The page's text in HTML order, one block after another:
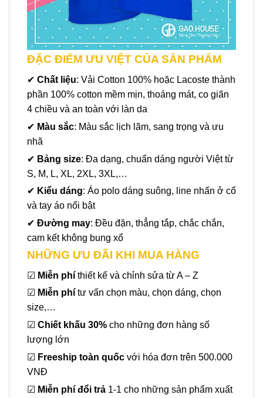
ĐẶC ĐIỂM ƯU VIỆT CỦA SẢN PHẨM
✔ Chất liệu: Vải Cotton 100% hoặc Lacoste thành
phần 100% cotton mềm mịn, thoáng mát, co giãn
4 chiều và an toàn với làn da
✔ Màu sắc: Màu sắc lịch lãm, sang trọng và ưu
nhã
✔ Bảng size: Đa dạng, chuẩn dáng người Việt từ
S, M, L, XL, 2XL, 3XL,…
✔ Kiểu dáng: Áo polo dáng suông, line nhấn ở cổ
và tay áo nổi bật
✔ Đường may: Đều đặn, thẳng tắp, chắc chắn,
cam kết không bung xổ
NHỮNG ƯU ĐÃI KHI MUA HÀNG
☑ Miễn phí thiết kế và chỉnh sửa từ A – Z
☑ Miễn phí tư vấn chọn màu, chọn dáng, chọn
size,…
☑ Chiết khấu 30% cho những đơn hàng số
lượng lớn
☑ Freeship toàn quốc với hóa đơn trên 500.000
VNĐ
☑ Miễn phí đổi trả 1-1 cho những sản phẩm xuất